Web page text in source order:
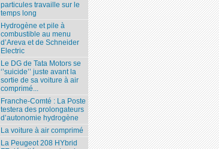
particules travaille sur le
temps long
Hydrogène et pile à
combustible au menu
d’Areva et de Schneider
Electric
Le DG de Tata Motors se
‘’suicide’’ juste avant la
sortie de sa voiture à air
comprimé...
Franche-Comté : La Poste
testera des prolongateurs
d’autonomie hydrogène
La voiture à air comprimé
La Peugeot 208 HYbrid